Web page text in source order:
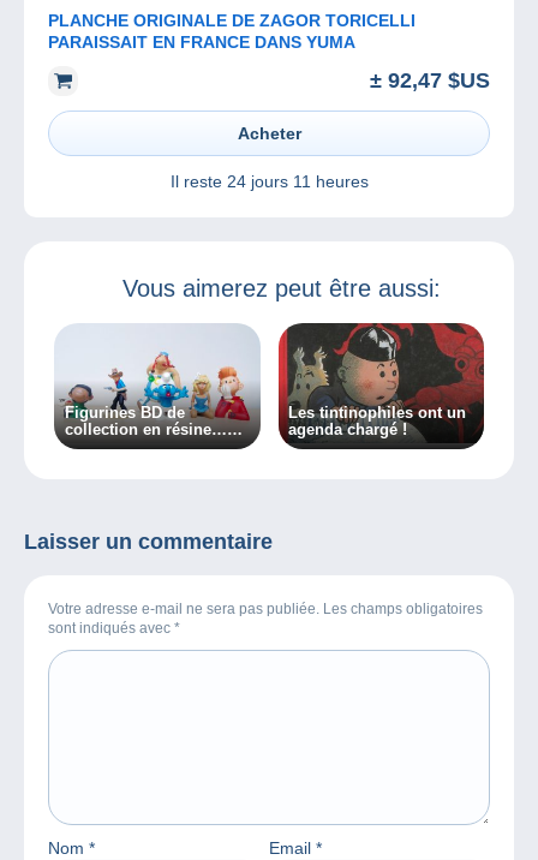
PLANCHE ORIGINALE DE ZAGOR TORICELLI
PARAISSAIT EN FRANCE DANS YUMA
± 92,47 $US
Acheter
Il reste 24 jours 11 heures
Vous aimerez peut être aussi:
Figurines BD de
collection en résine…
Retour aux origines !
Les tintinophiles ont un
agenda chargé !
Laisser un commentaire
Votre adresse e-mail ne sera pas publiée. Les champs obligatoires
sont indiqués avec *
Nom * Email *